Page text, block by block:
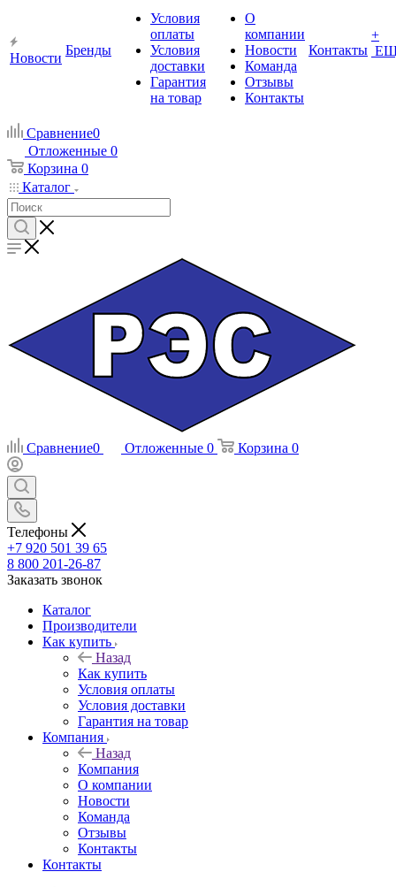
Новости
Бренды
Условия
оплаты
Условия
доставки
Гарантия
на товар
О
компании
Новости
Команда
Отзывы
Контакты
Контакты
+
Сравнение0
Отложенные 0
Корзина 0
Каталог
Сравнение0 Отложенные 0 Корзина 0
Телефоны
+7 920 501 39 65
8 800 201-26-87
Заказать звонок
Каталог
Производители
Как купить
Назад
Как купить
Условия оплаты
Условия доставки
Гарантия на товар
Компания
Назад
Компания
О компании
Новости
Команда
Отзывы
Контакты
Контакты